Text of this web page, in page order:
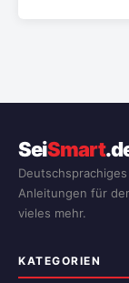
SeiSmart
Anleitungen für
vieles mehr.
KATEGORIEN